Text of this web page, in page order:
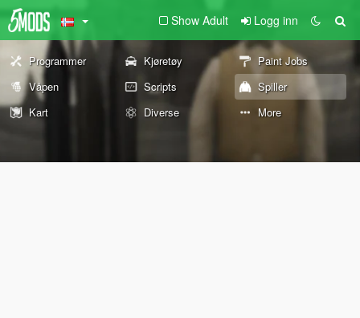
Show Adult Logg inn
Programmer Kjøretøy
Paint Jobs
Våpen
Scripts
Spiller
Kart
Diverse More